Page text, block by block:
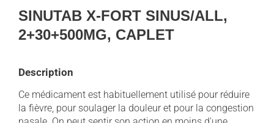
SINUTAB X-FORT SINUS/ALL,
2+30+500MG, CAPLET
Description
Ce médicament est habituellement utilisé pour réduire
la fièvre, pour soulager la douleur et pour la congestion